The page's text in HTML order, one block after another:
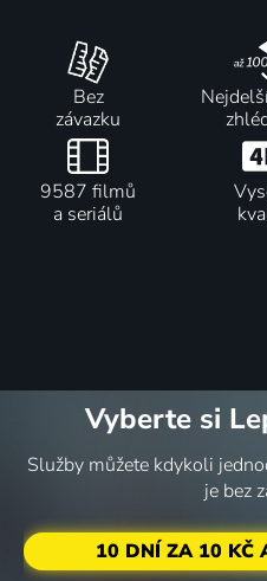
Bez
závazku
9587 filmů
a seriálů
Vyberte si
Služby můžete kdykoli
je bez
10 DNÍ ZA 10 KČ